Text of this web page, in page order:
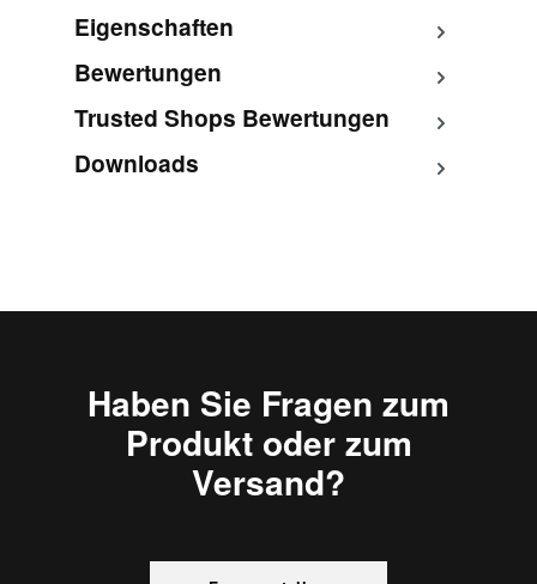
Eigenschaften
Bewertungen
Trusted Shops Bewertungen
Downloads
Haben Sie Fragen zum
Produkt oder zum
Versand?